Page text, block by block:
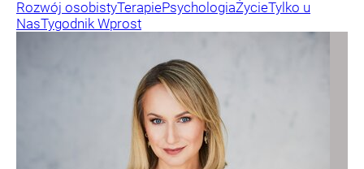
Rozwój osobistyTerapiePsychologiaŻycieTylko u
NasTygodnik Wprost